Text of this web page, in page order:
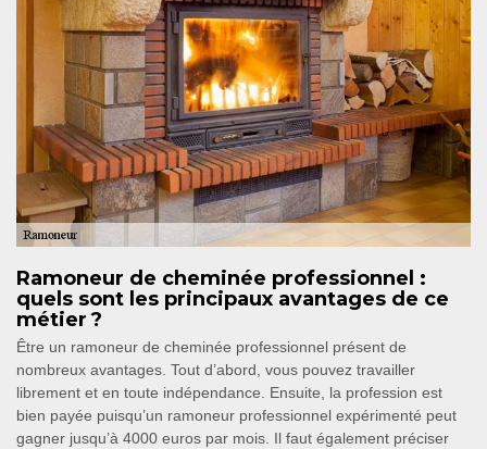
Ramoneur de cheminée professionnel :
quels sont les principaux avantages de ce
métier ?
Être un ramoneur de cheminée professionnel présent de
nombreux avantages. Tout d’abord, vous pouvez travailler
librement et en toute indépendance. Ensuite, la profession est
bien payée puisqu’un ramoneur professionnel expérimenté peut
gagner jusqu’à 4000 euros par mois. Il faut également préciser